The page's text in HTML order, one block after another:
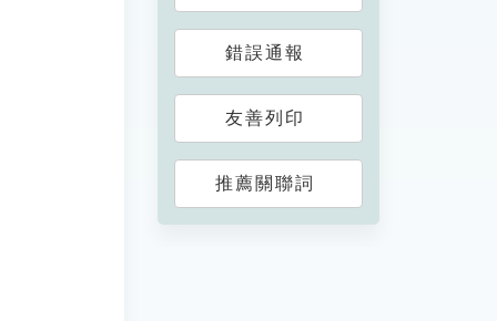
錯誤通報
友善列印
推薦關聯詞